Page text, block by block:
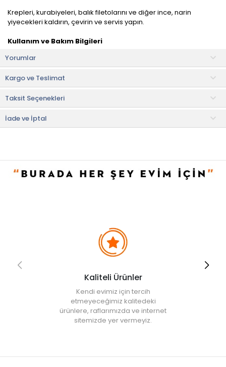
Krepleri, kurabiyeleri, balık filetolarını ve diğer ince, narin
yiyecekleri kaldırın, çevirin ve servis yapın.
Kullanım ve Bakım Bilgileri
• Daha uzun ömürlü olması için elde yıkanması tavsiye edilir.
• Not:Bu fiyat perakende satışlar için belirlenmiştir. Toplu alımlar
Evidea tarafından incelenecek ve uygun bulunmayan siparişler
iptal edilecektir.
• " Ürün görsellerinde ışık, ortam ve dijital düzenlemelere bağlı
olarak renk ve doku farklılıkları oluşabilir. "
Yorumlar
Kargo ve Teslimat
Taksit Seçenekleri
İade ve İptal
Kaliteli Ürünler
Kendi evimiz için tercih
etmeyeceğimiz kalitedeki
ürünlere, raflarımızda ve internet
sitemizde yer vermeyiz.